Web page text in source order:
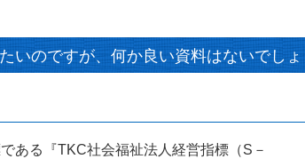
のですが、何か良い資料はないでし
ある『TKC社会福祉法人経営指標（S－